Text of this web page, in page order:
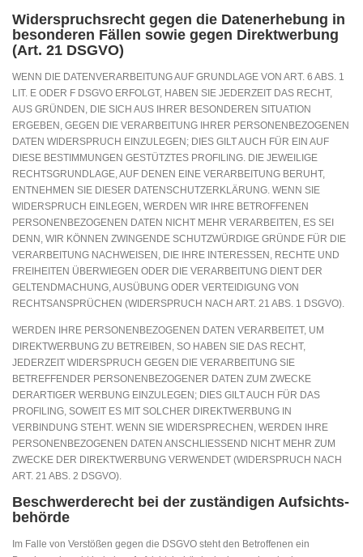
Widerspruchsrecht gegen die Datenerhebung in
besonderen Fällen sowie gegen Direktwerbung
(Art. 21 DSGVO)
WENN DIE DATENVERARBEITUNG AUF GRUNDLAGE VON ART. 6 ABS. 1
LIT. E ODER F DSGVO ERFOLGT, HABEN SIE JEDERZEIT DAS RECHT,
AUS GRÜNDEN, DIE SICH AUS IHRER BESONDEREN SITUATION
ERGEBEN, GEGEN DIE VERARBEITUNG IHRER PERSONENBEZOGENEN
DATEN WIDERSPRUCH EINZULEGEN; DIES GILT AUCH FÜR EIN AUF
DIESE BESTIMMUNGEN GESTÜTZTES PROFILING. DIE JEWEILIGE
RECHTSGRUNDLAGE, AUF DENEN EINE VERARBEITUNG BERUHT,
ENTNEHMEN SIE DIESER DATENSCHUTZERKLÄRUNG. WENN SIE
WIDERSPRUCH EINLEGEN, WERDEN WIR IHRE BETROFFENEN
PERSONENBEZOGENEN DATEN NICHT MEHR VERARBEITEN, ES SEI
DENN, WIR KÖNNEN ZWINGENDE SCHUTZWÜRDIGE GRÜNDE FÜR DIE
VERARBEITUNG NACHWEISEN, DIE IHRE INTERESSEN, RECHTE UND
FREIHEITEN ÜBERWIEGEN ODER DIE VERARBEITUNG DIENT DER
GELTENDMACHUNG, AUSÜBUNG ODER VERTEIDIGUNG VON
RECHTSANSPRÜCHEN (WIDERSPRUCH NACH ART. 21 ABS. 1 DSGVO).
WERDEN IHRE PERSONENBEZOGENEN DATEN VERARBEITET, UM
DIREKTWERBUNG ZU BETREIBEN, SO HABEN SIE DAS RECHT,
JEDERZEIT WIDERSPRUCH GEGEN DIE VERARBEITUNG SIE
BETREFFENDER PERSONENBEZOGENER DATEN ZUM ZWECKE
DERARTIGER WERBUNG EINZULEGEN; DIES GILT AUCH FÜR DAS
PROFILING, SOWEIT ES MIT SOLCHER DIREKTWERBUNG IN
VERBINDUNG STEHT. WENN SIE WIDERSPRECHEN, WERDEN IHRE
PERSONENBEZOGENEN DATEN ANSCHLIESSEND NICHT MEHR ZUM
ZWECKE DER DIREKTWERBUNG VERWENDET (WIDERSPRUCH NACH
ART. 21 ABS. 2 DSGVO).
Beschwerde­recht bei der zuständigen Aufsichts­
behörde
Im Falle von Verstößen gegen die DSGVO steht den Betroffenen ein